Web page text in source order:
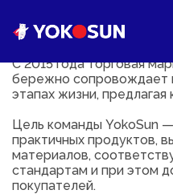
С 2015 года торговая
бережно сопровождает
этапах жизни,
Цель команды YokoSun
практичных продуктов,
материалов,
стандартам и при этом
покупателей.